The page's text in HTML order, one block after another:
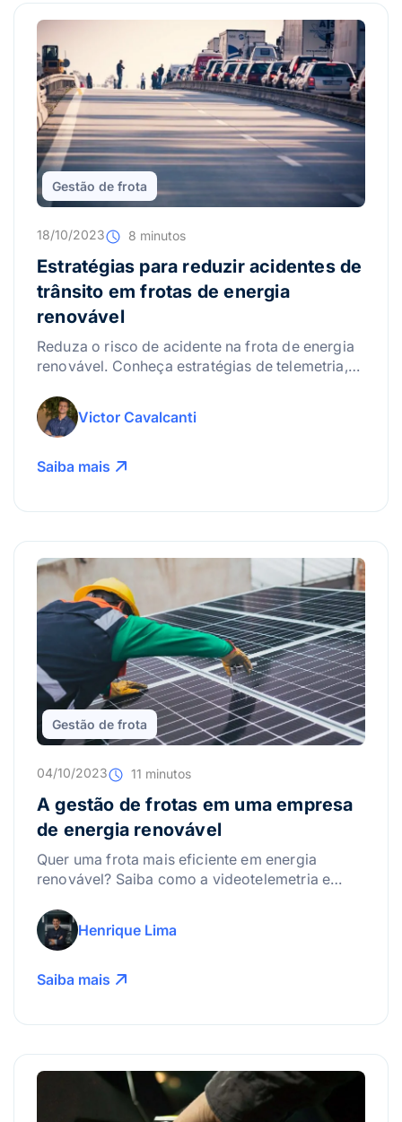
Gestão de frota
18/10/2023 8 minutos
Estratégias para reduzir acidentes de
trânsito em frotas de energia
renovável
Reduza o risco de acidente na frota de energia
renovável. Conheça estratégias de telemetria,
sinistros e garantir a segurança dos motoristas.
Victor Cavalcanti
Saiba mais
Gestão de frota
04/10/2023 11 minutos
A gestão de frotas em uma empresa
de energia renovável
Quer uma frota mais eficiente em energia
renovável? Saiba como a videotelemetria e
desnecessários e aumentam a segurança da sua
logística. Leia agora!
Henrique Lima
Saiba mais